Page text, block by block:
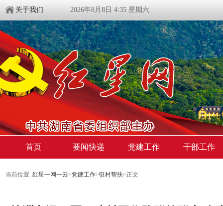
关于我们 2026年8月8日 4:35 星期六
首页 要闻快递 党建工作 干部工作
当前位置: 红星一网一云>党建工作>驻村帮扶>正文